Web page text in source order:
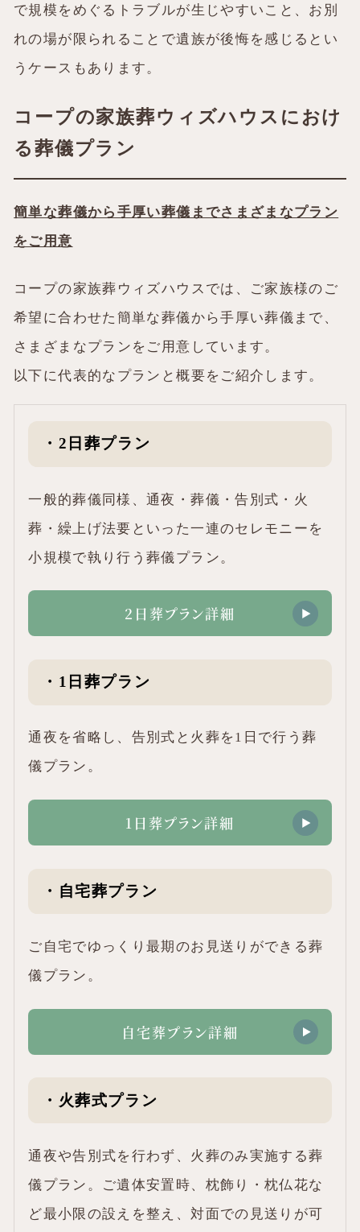
で規模をめぐるトラブルが生じやすいこと、お別
れの場が限られることで遺族が後悔を感じるとい
うケースもあります。
コープの家族葬ウィズハウスにおけ
る葬儀プラン
簡単な葬儀から手厚い葬儀までさまざまなプラン
をご用意
コープの家族葬ウィズハウスでは、ご家族様のご
希望に合わせた簡単な葬儀から手厚い葬儀まで、
さまざまなプランをご用意しています。
以下に代表的なプランと概要をご紹介します。
・2日葬プラン
一般的葬儀同様、通夜・葬儀・告別式・火
葬・繰上げ法要といった一連のセレモニーを
小規模で執り行う葬儀プラン。
2日葬プラン詳細
・1日葬プラン
通夜を省略し、告別式と火葬を1日で行う葬
儀プラン。
1日葬プラン詳細
・自宅葬プラン
ご自宅でゆっくり最期のお見送りができる葬
儀プラン。
自宅葬プラン詳細
・火葬式プラン
通夜や告別式を行わず、火葬のみ実施する葬
儀プラン。ご遺体安置時、枕飾り・枕仏花な
ど最小限の設えを整え、対面での見送りが可